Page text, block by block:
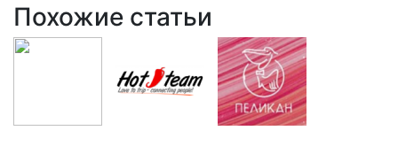
Похожие статьи